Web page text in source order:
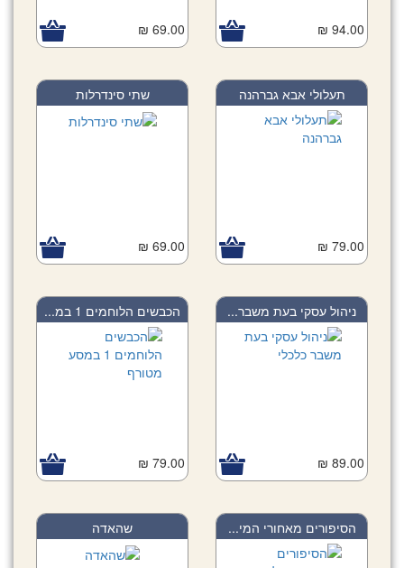
94.00 ₪
69.00 ₪
תעלולי אבא גברהנה
79.00 ₪
שתי סינדרלות
69.00 ₪
ניהול עסקי בעת משבר...
89.00 ₪
הכבשים הלוחמים 1 במ...
79.00 ₪
הסיפורים מאחורי המי... שהאדה